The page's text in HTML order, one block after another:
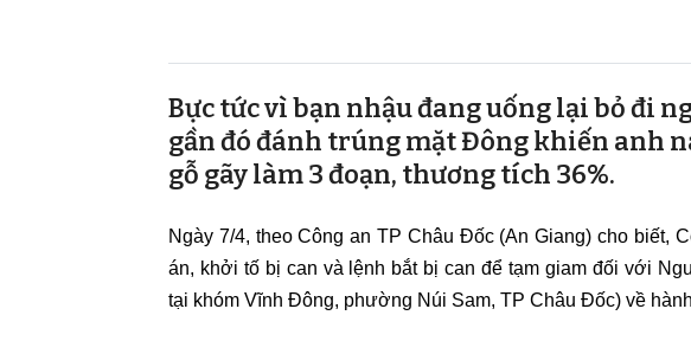
Bực tức vì bạn nhậu đang uống lại bỏ đi
gần đó đánh trúng mặt Đông khiến anh
gỗ gãy làm 3 đoạn, thương tích 36%.
Ngày 7/4, theo Công an TP Châu Đốc (An Giang) cho biết,
án, khởi tố bị can và lệnh bắt bị can để tạm giam đối với
tại khóm Vĩnh Đông, phường Núi Sam, TP Châu Đốc) về